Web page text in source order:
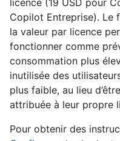
licence (19 USD pour
Copilot Entreprise). Le
la valeur par licence
fonctionner comme
consommation plus
inutilisée des
plus faible, au lieu
attribuée à leur propre
Pour obtenir des